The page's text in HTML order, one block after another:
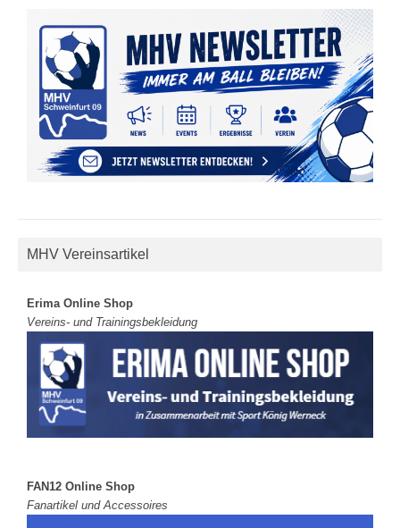
MHV Vereinsartikel
Erima Online Shop
Vereins- und Trainingsbekleidung
FAN12 Online Shop
Fanartikel und Accessoires